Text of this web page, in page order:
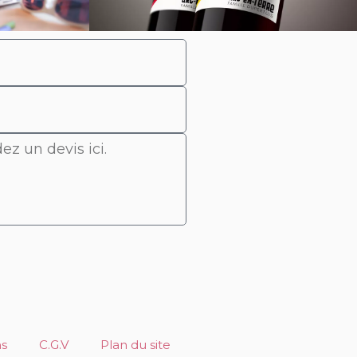
C.G.V Plan du site